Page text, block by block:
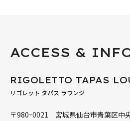
ACCESS &
RIGOLETTO TAPAS
リゴレット タパス ラウンジ
〒980ｰ0021 宮城県仙台市青葉区中